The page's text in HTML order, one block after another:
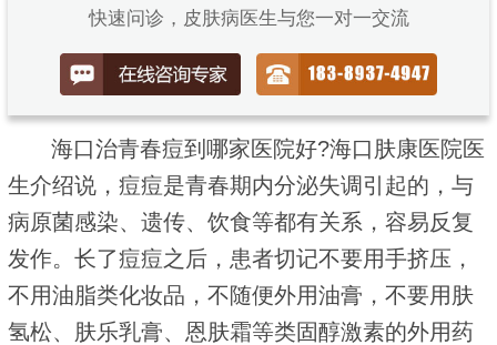
快速问诊，皮肤病医生与您一对一交流
海口治青春痘到哪家医院好?海口肤康医院医
生介绍说，痘痘是青春期内分泌失调引起的，与
病原菌感染、遗传、饮食等都有关系，容易反复
发作。长了痘痘之后，患者切记不要用手挤压，
不用油脂类化妆品，不随便外用油膏，不要用肤
氢松、肤乐乳膏、恩肤霜等类固醇激素的外用药